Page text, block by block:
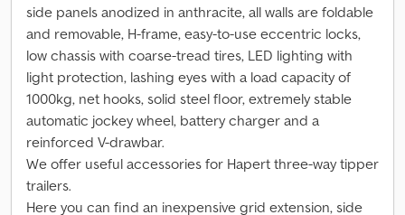
side panels anodized in anthracite, all walls are foldable
and removable, H-frame, easy-to-use eccentric locks,
low chassis with coarse-tread tires, LED lighting with
light protection, lashing eyes with a load capacity of
1000kg, net hooks, solid steel floor, extremely stable
automatic jockey wheel, battery charger and a
reinforced V-drawbar.
We offer useful accessories for Hapert three-way tipper
trailers.
Here you can find an inexpensive grid extension, side